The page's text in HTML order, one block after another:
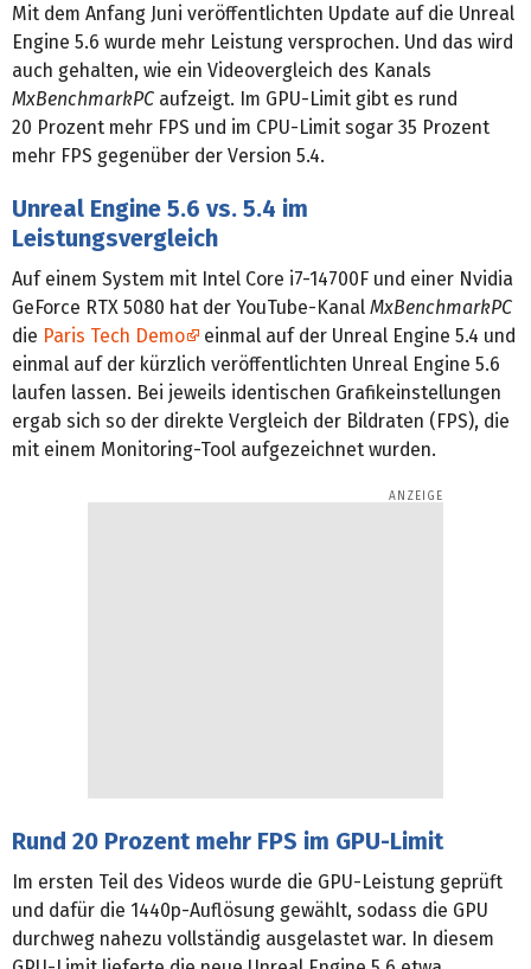
Mit dem Anfang Juni veröffentlichten Update auf die Unreal
Engine 5.6 wurde mehr Leistung versprochen. Und das wird
auch gehalten, wie ein Videovergleich des Kanals
MxBenchmarkPC aufzeigt. Im GPU-Limit gibt es rund
20 Prozent mehr FPS und im CPU-Limit sogar 35 Prozent
mehr FPS gegenüber der Version 5.4.
Unreal Engine 5.6 vs. 5.4 im
Leistungsvergleich
Auf einem System mit Intel Core i7-14700F und einer Nvidia
GeForce RTX 5080 hat der YouTube-Kanal MxBenchmarkPC
die Paris Tech Demo
einmal auf der Unreal Engine 5.4 und
einmal auf der kürzlich veröffentlichten Unreal Engine 5.6
laufen lassen. Bei jeweils identischen Grafikeinstellungen
ergab sich so der direkte Vergleich der Bildraten (FPS), die
mit einem Monitoring-Tool aufgezeichnet wurden.
Rund 20 Prozent mehr FPS im GPU-Limit
Im ersten Teil des Videos wurde die GPU-Leistung geprüft
und dafür die 1440p-Auflösung gewählt, sodass die GPU
durchweg nahezu vollständig ausgelastet war. In diesem